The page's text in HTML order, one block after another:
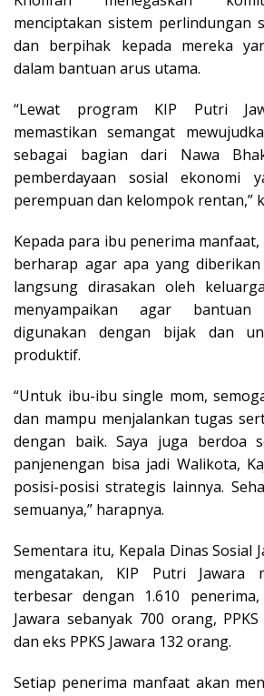
menciptakan sistem perlindungan
dan berpihak kepada mereka
dalam bantuan arus utama.
“Lewat program KIP Putri
memastikan semangat
sebagai bagian dari Nawa
pemberdayaan sosial ekonomi
perempuan dan kelompok rentan,”
Kepada para ibu penerima
berharap agar apa yang
langsung dirasakan oleh
menyampaikan agar
digunakan dengan bijak dan
produktif.
“Untuk ibu-ibu single mom,
dan mampu menjalankan tugas
dengan baik. Saya juga berdoa
panjenengan bisa jadi Walikota,
posisi-posisi strategis lainnya.
semuanya,” harapnya.
Sementara itu, Kepala Dinas Sosial
mengatakan, KIP Putri Jawara
terbesar dengan 1.610
Jawara sebanyak 700 orang,
dan eks PPKS Jawara 132 orang.
Setiap penerima manfaat akan